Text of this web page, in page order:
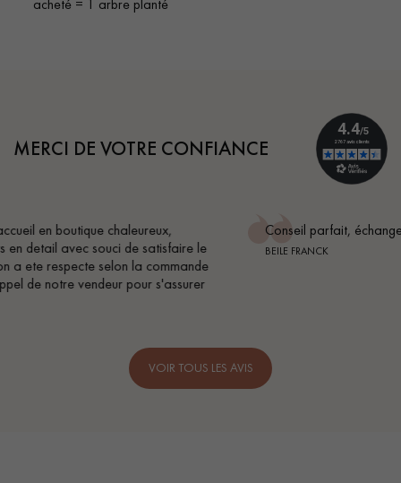
acheté = 1 arbre planté
MERCI DE VOTRE CONFIANCE
Conseil parfait, échanges fluides. Je recommande totalement
BEILE FRANCK
VOIR TOUS LES AVIS